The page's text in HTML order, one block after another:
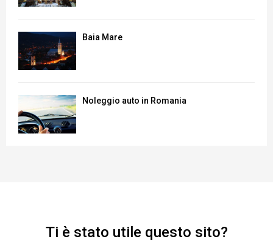
Baia Mare
Noleggio auto in Romania
Ti è stato utile questo sito?